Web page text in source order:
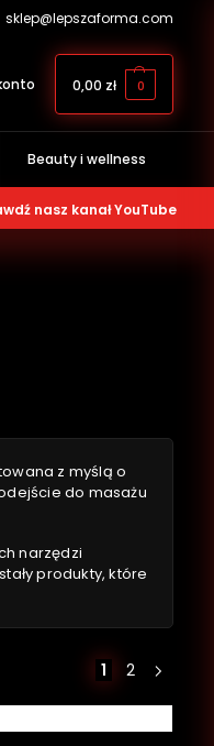
sklep@lepszaforma.com
0,00 zł 0
Beauty i wellness
nasz kanał YouTube
z myślą o
do masażu
narzędzi
produkty, które
1 2